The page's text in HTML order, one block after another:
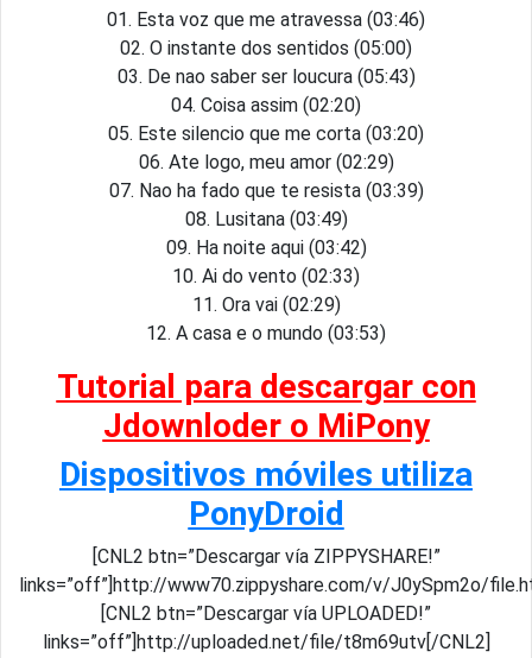
01. Esta voz que me atravessa (03:46)
02. O instante dos sentidos (05:00)
03. De nao saber ser loucura (05:43)
04. Coisa assim (02:20)
05. Este silencio que me corta (03:20)
06. Ate logo, meu amor (02:29)
07. Nao ha fado que te resista (03:39)
08. Lusitana (03:49)
09. Ha noite aqui (03:42)
10. Ai do vento (02:33)
11. Ora vai (02:29)
12. A casa e o mundo (03:53)
Tutorial para descargar con
Jdownloder o MiPony
Dispositivos móviles utiliza
PonyDroid
[CNL2 btn=”Descargar vía ZIPPYSHARE!”
links=”off”]http://www70.zippyshare.com/v/J0ySpm2o/
[CNL2 btn=”Descargar vía UPLOADED!”
links=”off”]http://uploaded.net/file/t8m69utv[/CNL2]